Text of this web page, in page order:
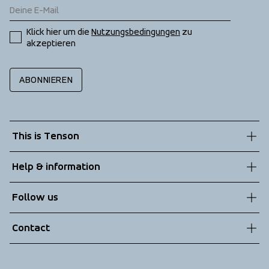
Klick hier um die Nutzungsbedingungen zu
akzeptieren
ABONNIEREN
This is Tenson
Sustainability
Technologies
Help & information
Terms & Conditions
Returns
Follow us
Contact